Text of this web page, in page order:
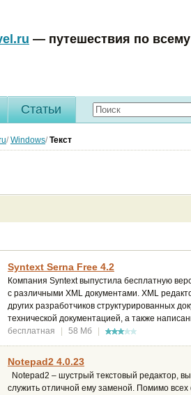
— путешествия по
Статьи
/ Windows/ Текст
Syntext Serna Free 4.2
Компания Syntext выпустила бесплатную
с различными XML документами. XML
других разработчиков структурированных
технической документацией, а также
бесплатная
58 Мб
Notepad2 4.0.23
Notepad2 – шустрый текстовый редактор,
служить отличной ему заменой. Помимо